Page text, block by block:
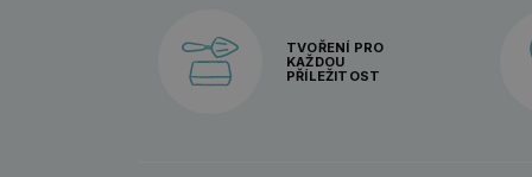
TVOŘENÍ PRO
KAŽDOU
PŘÍLEŽITOST